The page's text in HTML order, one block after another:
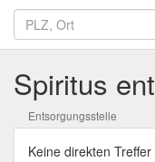
Spiritus
Entsorgungsstelle
Keine direkten